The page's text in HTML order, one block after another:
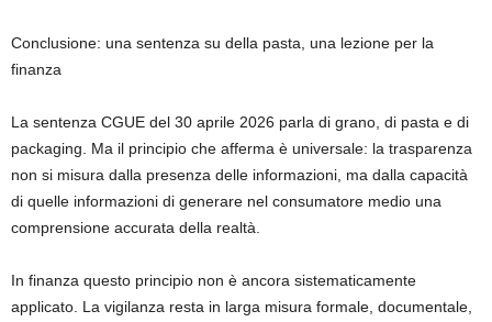
Conclusione: una sentenza su della pasta, una lezione per la
finanza
La sentenza CGUE del 30 aprile 2026 parla di grano, di pasta e di
packaging. Ma il principio che afferma è universale: la trasparenza
non si misura dalla presenza delle informazioni, ma dalla capacità
di quelle informazioni di generare nel consumatore medio una
comprensione accurata della realtà.
In finanza questo principio non è ancora sistematicamente
applicato. La vigilanza resta in larga misura formale, documentale,